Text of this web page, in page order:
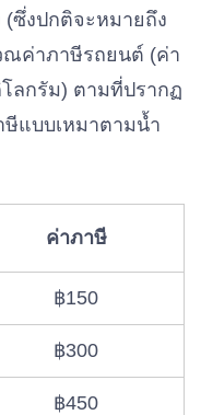
ซึ่งปกติจะหมายถึง
ณค่าภาษีรถยนต์ (ค่า
ลกรัม) ตามที่ปรากฏ
แบบเหมาตามน้ำ
ค่าภาษี
฿150
฿300
฿450